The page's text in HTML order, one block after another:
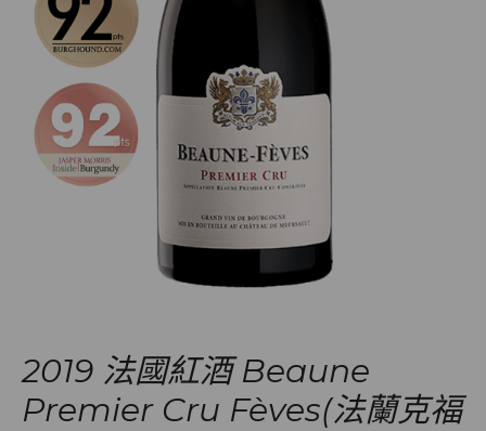
2019 法國紅酒 Beaune
Premier Cru Fèves(法蘭克福